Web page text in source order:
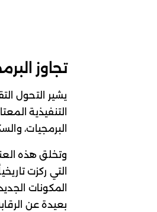
تجاوز
يشير التحول
التنفيذية
البرمجيات،
وتخلق هذه
التي ركزت
المكونات
بعيدة عن